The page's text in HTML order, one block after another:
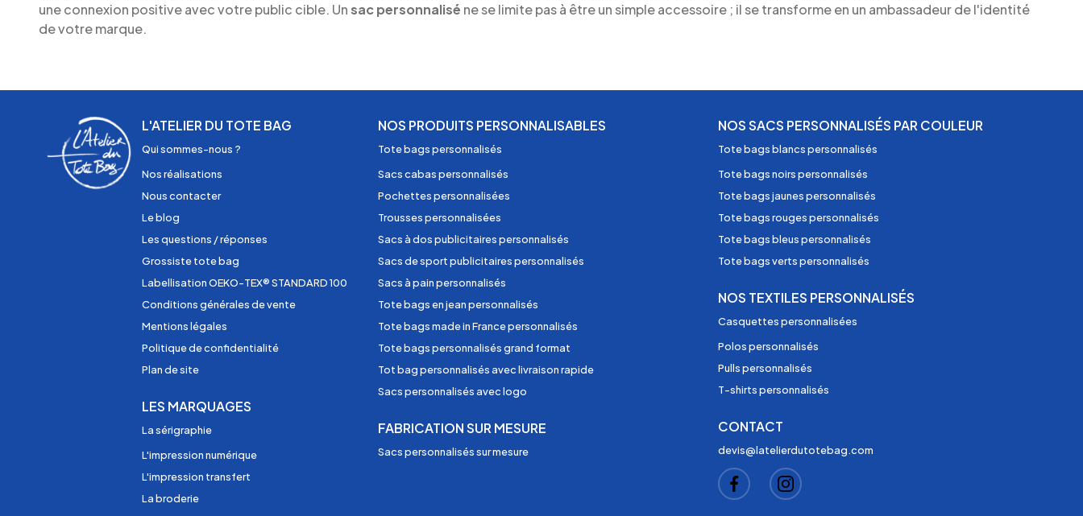
une connexion positive avec votre public cible. Unsac personnalisé ne se limite pas à être un simple accessoire ; il se transforme en un ambassadeur de l'identité
de votre marque.
L'ATELIER DU TOTE BAG
Qui sommes-nous ?
Nos réalisations
Nous contacter
Le blog
Les questions / réponses
Grossiste tote bag
Labellisation OEKO-TEX® STANDARD 100
Conditions générales de vente
Mentions légales
Politique de confidentialité
Plan de site
LES MARQUAGES
La sérigraphie
L'impression numérique
L'impression transfert
La broderie
NOS PRODUITS PERSONNALISABLES
Tote bags personnalisés
Sacs cabas personnalisés
Pochettes personnalisées
Trousses personnalisées
Sacs à dos publicitaires personnalisés
Sacs de sport publicitaires personnalisés
Sacs à pain personnalisés
Tote bags en jean personnalisés
Tote bags made in France personnalisés
Tote bags personnalisés grand format
Tot bag personnalisés avec livraison rapide
Sacs personnalisés avec logo
FABRICATION SUR MESURE
Sacs personnalisés sur mesure
NOS SACS PERSONNALISÉS PAR COULEUR
Tote bags blancs personnalisés
Tote bags noirs personnalisés
Tote bags jaunes personnalisés
Tote bags rouges personnalisés
Tote bags bleus personnalisés
Tote bags verts personnalisés
NOS TEXTILES PERSONNALISÉS
Casquettes personnalisées
Polos personnalisés
Pulls personnalisés
T-shirts personnalisés
CONTACT
devis@latelierdutotebag.com